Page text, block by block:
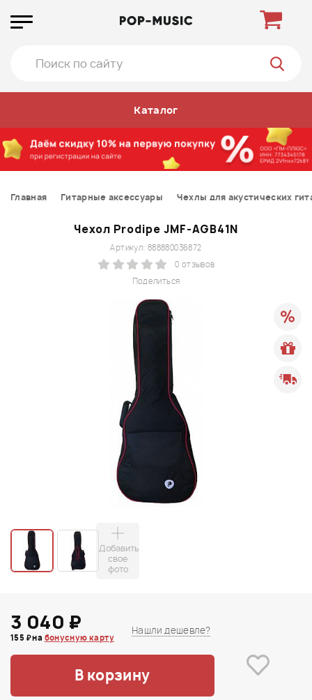
Каталог
Главная Гитарные аксессуары Чехлы для акустических
Чехол Prodipe JMF-AGB41N
Поделиться
Артикул: 888880036872
0 отзывов
Добавить
свое
фото
3 040 ₽
155 ₽ на бонусную карту
Нашли дешевле?
В корзину